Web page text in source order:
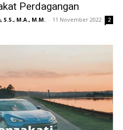
Perdagangan
M.A., M.M. - 11 November 2022 2